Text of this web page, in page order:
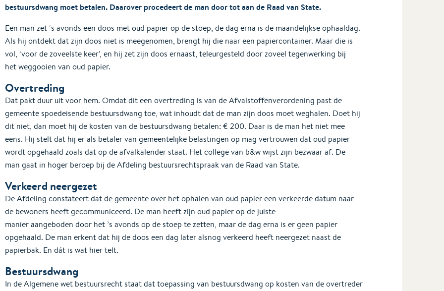
bestuursdwang moet betalen. Daarover procedeert de man door tot aan de Raad van State.
Een man zet ‘s avonds een doos met oud papier op de stoep, de dag erna is de maandelijkse ophaaldag.
Als hij ontdekt dat zijn doos niet is meegenomen, brengt hij die naar een papiercontainer. Maar die is
vol, ‘voor de zoveelste keer’, en hij zet zijn doos ernaast, teleurgesteld door zoveel tegenwerking bij
het weggooien van oud papier.
Overtreding
Dat pakt duur uit voor hem. Omdat dit een overtreding is van de Afvalstoffenverordening past de
gemeente spoedeisende bestuursdwang toe, wat inhoudt dat de man zijn doos moet weghalen. Doet hij
dit niet, dan moet hij de kosten van de bestuursdwang betalen: € 200. Daar is de man het niet mee
eens. Hij stelt dat hij er als betaler van gemeentelijke belastingen op mag vertrouwen dat oud papier
wordt opgehaald zoals dat op de afvalkalender staat. Het college van b&w wijst zijn bezwaar af. De
man gaat in hoger beroep bij de Afdeling bestuursrechtspraak van de Raad van State.
Verkeerd neergezet
De Afdeling constateert dat de gemeente over het ophalen van oud papier een verkeerde datum naar
de bewoners heeft gecommuniceerd. De man heeft zijn oud papier op de juiste
manier aangeboden door het ’s avonds op de stoep te zetten, maar de dag erna is er geen papier
opgehaald. De man erkent dat hij de doos een dag later alsnog verkeerd heeft neergezet naast de
papierbak. En dát is wat hier telt.
Bestuursdwang
In de Algemene wet bestuursrecht staat dat toepassing van bestuursdwang op kosten van de overtreder